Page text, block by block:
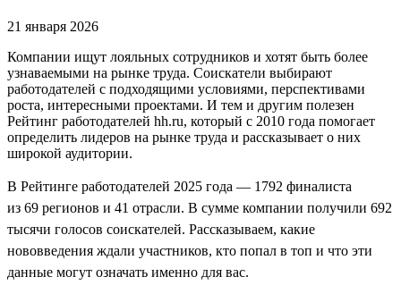
21 января 2026
Компании ищут лояльных сотрудников и хотят быть более
узнаваемыми на рынке труда. Соискатели выбирают
работодателей с подходящими условиями, перспективами
роста, интересными проектами. И тем и другим полезен
Рейтинг работодателей hh.ru, который с 2010 года помогает
определить лидеров на рынке труда и рассказывает о них
широкой аудитории.
В Рейтинге работодателей 2025 года — 1792 финалиста
из 69 регионов и 41 отрасли. В сумме компании получили 692
тысячи голосов соискателей. Рассказываем, какие
нововведения ждали участников, кто попал в топ и что эти
данные могут означать именно для вас.